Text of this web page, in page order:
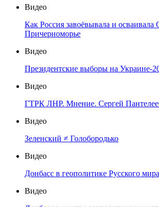
Видео
Как Россия завоёвывала и осваивала
Причерноморье
Видео
Президентские выборы на Украине-
Видео
ГТРК ЛНР. Мнение. Сергей
Видео
Зеленский ≠ Голобородько
Видео
Донбасс в геополитике Русского мира
Видео